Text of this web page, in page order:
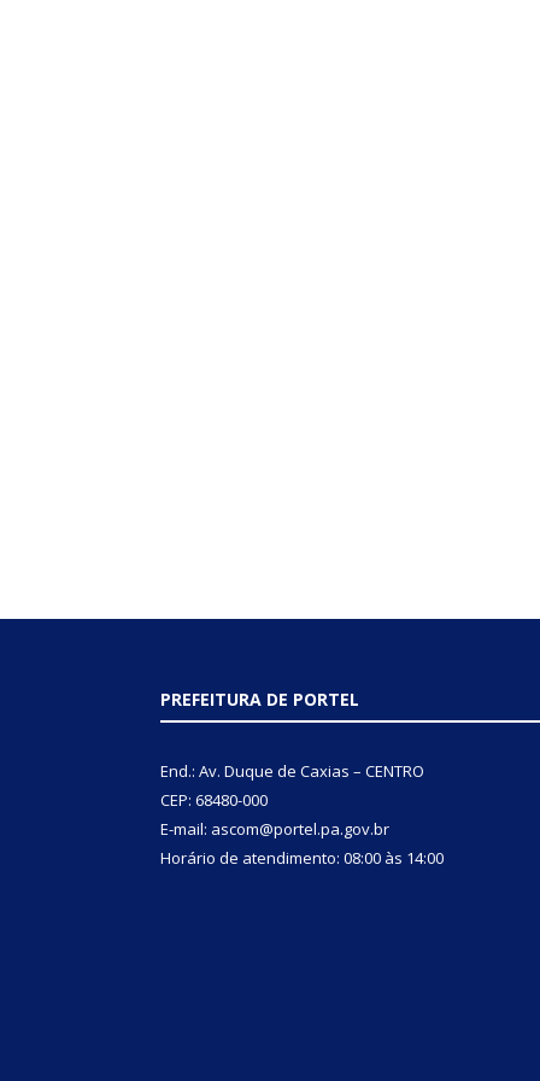
PREFEITURA DE PORTEL
End.: Av. Duque de Caxias – CENTRO
CEP: 68480-000
E-mail: ascom@portel.pa.gov.br
Horário de atendimento: 08:00 às 14:00